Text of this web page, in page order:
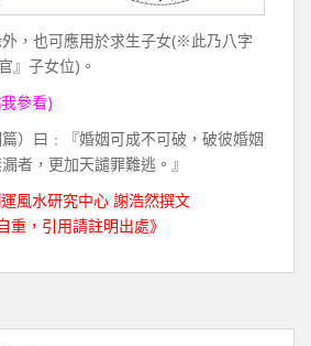
，也可應用於求生子女(※此乃八字
』子女位)。
參看)
）曰﹕『婚姻可成不可破，破彼婚姻
者，更加天譴罪難逃。』
風水研究中心 謝浩然撰文
重，引用請註明出處》